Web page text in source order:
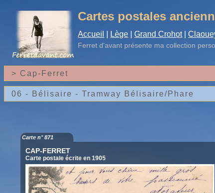
Cartes postales
Accueil Lège Grand Crohot
Ferret d'avant présente ma collection
Carte n° 871
CAP-FERRET
Carte postale écrite en 1905